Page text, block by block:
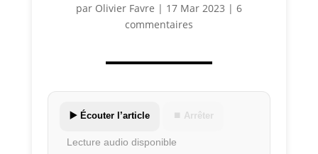
par Olivier Favre | 17 Mar 2023 | 6
commentaires
▶️ Écouter l’article ⏹ Arrêter
Lecture audio disponible